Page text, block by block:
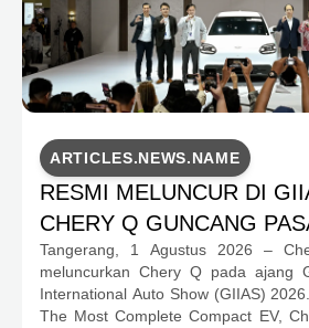
ARTICLES.NEWS.NAME
RESMI MELUNCUR DI
CHERY Q GUNCANG
OTOMOTIF MELALUI
MULAI RP239,9 JUTA
Tangerang, 1 Agustus 2026 –
meluncurkan Chery Q pada ajang
International Auto Show (GIIAS)
The Most Complete Compact EV,